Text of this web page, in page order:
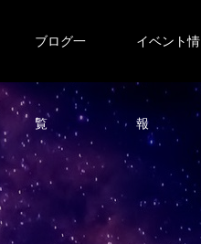
ブログ一
覧
イベント情
報